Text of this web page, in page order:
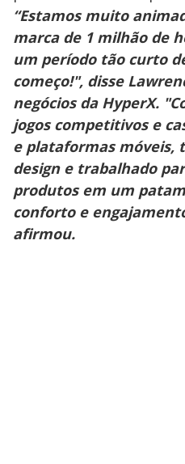
“Estamos muito
marca de 1 milhão de
um período tão curto
começo!", disse
negócios da HyperX.
jogos competitivos e
e plataformas móveis,
design e trabalhado
produtos em um
conforto e
afirmou.